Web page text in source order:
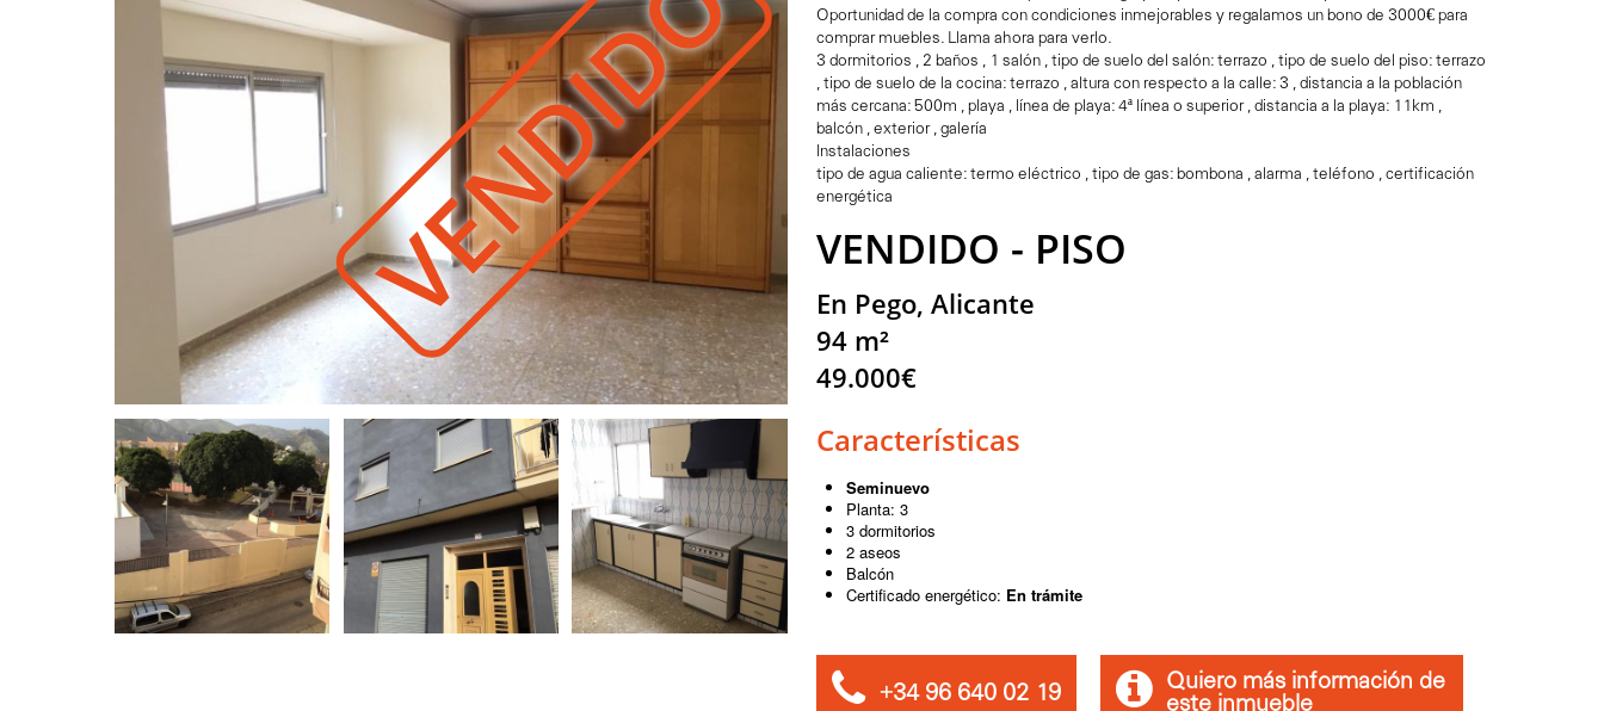
VENDIDO
Oportunidad de la compra con condiciones inmejorables y regalamos un bono de 3000€ para
comprar muebles. Llama ahora para verlo.
3 dormitorios , 2 baños , 1 salón , tipo de suelo del salón: terrazo , tipo de suelo del piso: terrazo
, tipo de suelo de la cocina: terrazo , altura con respecto a la calle: 3 , distancia a la población
más cercana: 500m , playa , línea de playa: 4ª línea o superior , distancia a la playa: 11km ,
balcón , exterior , galería
Instalaciones
tipo de agua caliente: termo eléctrico , tipo de gas: bombona , alarma , teléfono , certificación
energética
VENDIDO - PISO
En Pego, Alicante
94 m²
49.000€
Características
Seminuevo
Planta: 3
3 dormitorios
2 aseos
Balcón
Certificado energético: En trámite
+34 96 640 02 19 Quiero más información de